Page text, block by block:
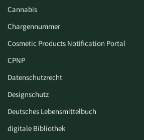
Cannabis
Chargennummer
Cosmetic Products Notification Portal
CPNP
Datenschutzrecht
Designschutz
Deutsches Lebensmittelbuch
digitale Bibliothek